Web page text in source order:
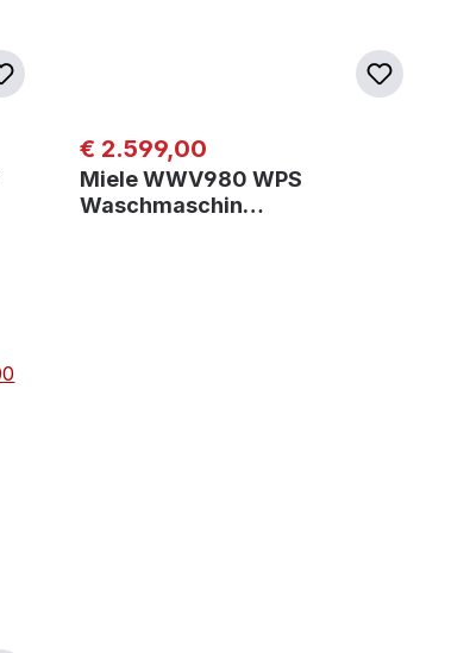
Regulärer Preis:
€ 2.599,00
Miele WWV980 WPS
Waschmaschin…